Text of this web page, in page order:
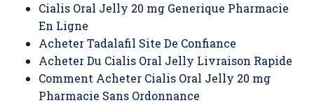
Cialis Oral Jelly 20 mg Generique Pharmacie
En Ligne
Acheter Tadalafil Site De Confiance
Acheter Du Cialis Oral Jelly Livraison Rapide
Comment Acheter Cialis Oral Jelly 20 mg
Pharmacie Sans Ordonnance